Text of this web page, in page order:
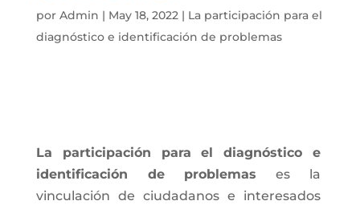
por Admin | May 18, 2022| La participación para el
diagnóstico e identificación de problemas
La participación para el diagnóstico e
identificación de problemas es la
vinculación de ciudadanos e interesados